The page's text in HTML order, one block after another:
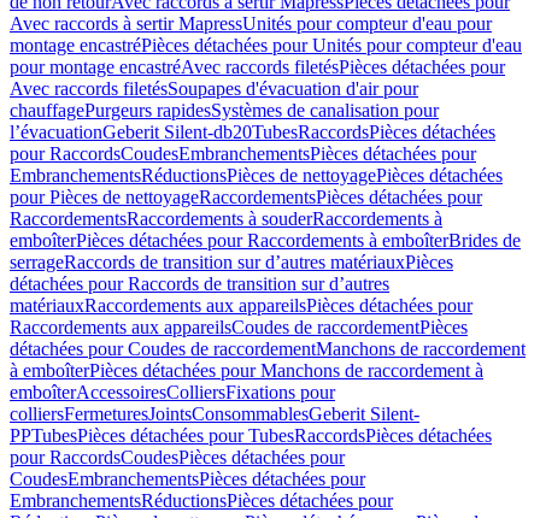
Avec raccords à sertir MapressUnités pour compteur d'eau pour
montage encastréPièces détachées pour Unités pour compteur d'eau
pour montage encastréAvec raccords filetésPièces détachées pour
Avec raccords filetésSoupapes d'évacuation d'air pour
chauffagePurgeurs rapidesSystèmes de canalisation pour
l’évacuationGeberit Silent-db20TubesRaccordsPièces détachées
pour RaccordsCoudesEmbranchementsPièces détachées pour
EmbranchementsRéductionsPièces de nettoyagePièces détachées
pour Pièces de nettoyageRaccordementsPièces détachées pour
RaccordementsRaccordements à souderRaccordements à
emboîterPièces détachées pour Raccordements à emboîterBrides de
serrageRaccords de transition sur d’autres matériauxPièces
détachées pour Raccords de transition sur d’autres
matériauxRaccordements aux appareilsPièces détachées pour
Raccordements aux appareilsCoudes de raccordementPièces
détachées pour Coudes de raccordementManchons de raccordement
à emboîterPièces détachées pour Manchons de raccordement à
emboîterAccessoiresColliersFixations pour
colliersFermeturesJointsConsommablesGeberit Silent-
PPTubesPièces détachées pour TubesRaccordsPièces détachées
pour RaccordsCoudesPièces détachées pour
CoudesEmbranchementsPièces détachées pour
EmbranchementsRéductionsPièces détachées pour